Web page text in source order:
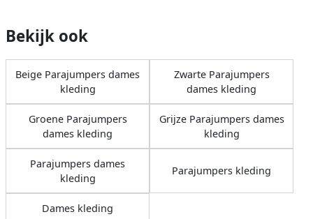
Bekijk ook
Beige Parajumpers dames
kleding
Zwarte Parajumpers
dames kleding
Groene Parajumpers
dames kleding
Grijze Parajumpers dames
kleding
Parajumpers dames
kleding
Parajumpers kleding
Dames kleding